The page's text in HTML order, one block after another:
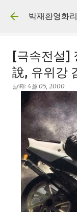
박재환영화
[극속전설]
說, 유위강
날짜: 4월 05, 2000